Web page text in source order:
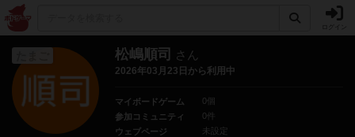
松嶋順司 さん
2026年03月23日から利用中
マイボードゲーム
0個
参加コミュニティ
0件
ウェブページ
未設定